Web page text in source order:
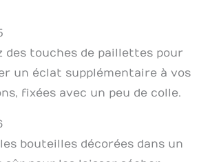
des touches de paillettes pour
un éclat supplémentaire à vos
fixées avec un peu de colle.
bouteilles décorées dans un